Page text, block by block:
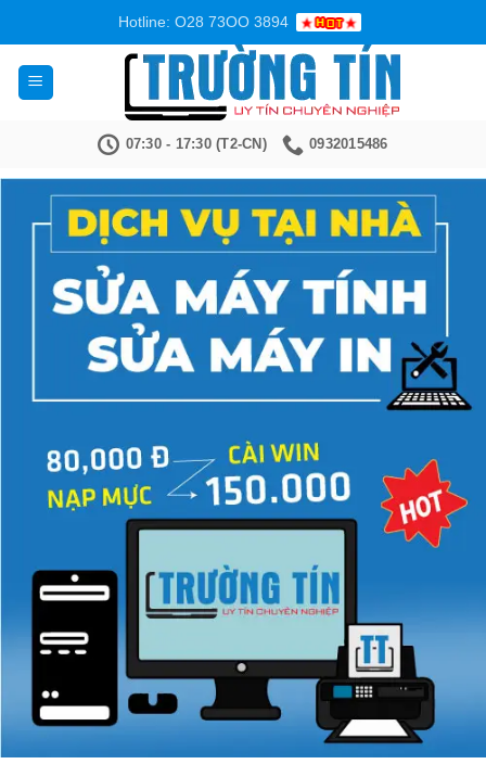
nội
dung
Hotline: O28 73OO 3894
07:30 - 17:30 (T2-CN) 0932015486